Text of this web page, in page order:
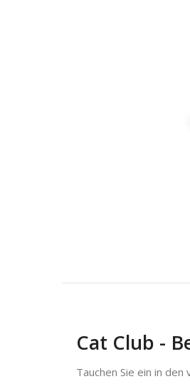
Cat Club -
Tauchen Sie ein in